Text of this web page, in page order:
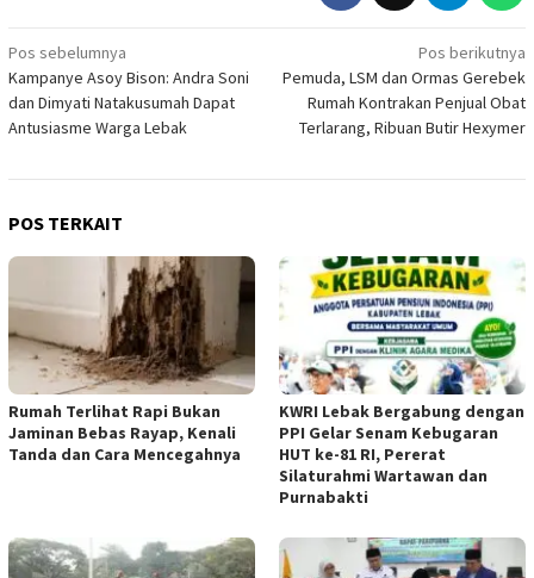
Navigasi
pos
Pos sebelumnya
Kampanye Asoy Bison: Andra Soni
dan Dimyati Natakusumah Dapat
Antusiasme Warga Lebak
Pos berikutnya
Pemuda, LSM dan Ormas Gerebek
Rumah Kontrakan Penjual Obat
Terlarang, Ribuan Butir Hexymer
POS TERKAIT
Rumah Terlihat Rapi Bukan
Jaminan Bebas Rayap, Kenali
Tanda dan Cara Mencegahnya
KWRI Lebak Bergabung dengan
PPI Gelar Senam Kebugaran
HUT ke-81 RI, Pererat
Silaturahmi Wartawan dan
Purnabakti